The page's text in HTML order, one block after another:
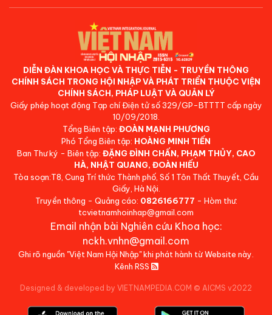
DIỄN ĐÀN KHOA HỌC VÀ THỰC TIỄN - TRUYỀN THÔNG
CHÍNH SÁCH TRONG HỘI NHẬP VÀ PHÁT TRIỂN THUỘC VIỆN
CHÍNH SÁCH, PHÁP LUẬT VÀ QUẢN LÝ
Giấy phép hoạt động Tạp chí Điện tử số 329/GP-BTTTT cấp ngày
10/09/2018.
Tổng Biên tập: ĐOÀN MẠNH PHƯƠNG
Phó Tổng Biên tập: HOÀNG MINH TIẾN
Ban Thư ký - Biên tập: ĐẶNG ĐÌNH CHẤN, PHẠM THỦY, CAO
HÀ, NHẬT QUANG, ĐOÀN HIẾU
Tòa soạn:T8, Cung Trí thức Thành phố, Số 1 Tôn Thất Thuyết, Cầu
Giấy, Hà Nội.
Truyền thông - Quảng cáo: 0826166777 - Hòm thư:
tcvietnamhoinhap@gmail.com
Email nhận bài Nghiên cứu Khoa học:
nckh.vnhn@gmail.com
Ghi rõ nguồn "Việt Nam Hội Nhập" khi phát hành từ Website này.
Kênh RSS
Designed & developed by VIETNAMPEDIA.COM © AICMS v2022